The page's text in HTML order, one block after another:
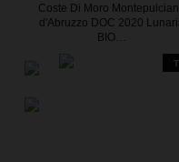
Coste Di Moro
d'Abruzzo DOC 2020
BIO…